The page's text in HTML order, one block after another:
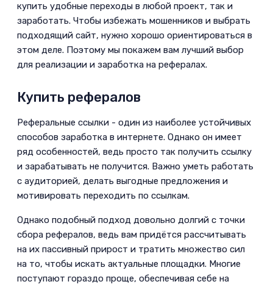
купить удобные переходы в любой проект, так и
заработать. Чтобы избежать мошенников и выбрать
подходящий сайт, нужно хорошо ориентироваться в
этом деле. Поэтому мы покажем вам лучший выбор
для реализации и заработка на рефералах.­
Купить рефералов­
Реферальные ссылки - один из наиболее устойчивых
способов заработка в интернете. Однако он имеет
ряд особенностей, ведь просто так получить ссылку
и зарабатывать не получится. Важно уметь работать
с аудиторией, делать выгодные предложения и
мотивировать переходить по ссылкам.­
Однако подобный подход довольно долгий с точки
сбора рефералов, ведь вам придётся рассчитывать
на их пассивный прирост и тратить множество сил
на то, чтобы искать актуальные площадки. Многие
поступают гораздо проще, обеспечивая себе на